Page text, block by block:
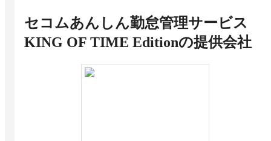
ICカード打刻ができる勤怠管理システム20選
わかりやすい選び方とよくある質問
スタートアップの上場準備に必要な「勤怠管
テレワーク・リモートワークにおける勤怠管理
セコムあんしん勤怠管理サービス
KING OF TIME Editionの提供会社